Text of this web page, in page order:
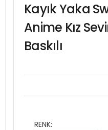
Kayık Yaka
Anime Kız
Baskılı
RENK: